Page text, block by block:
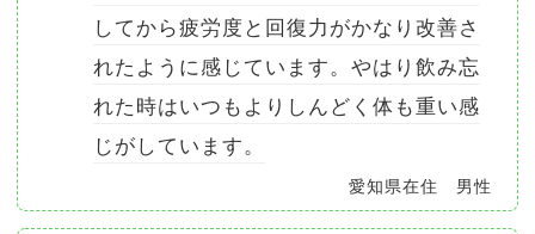
してから疲労度と回復力がかなり改善さ
れたように感じています。やはり飲み忘
れた時はいつもよりしんどく体も重い感
じがしています。
愛知県在住 男性